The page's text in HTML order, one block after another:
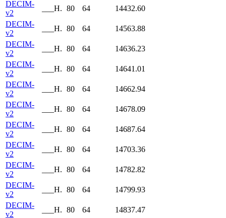
DECIM-
v2
___H. 80 64
14432.60
DECIM-
v2
___H. 80 64
14563.88
DECIM-
v2
___H. 80 64
14636.23
DECIM-
v2
___H. 80 64
14641.01
DECIM-
v2
___H. 80 64
14662.94
DECIM-
v2
___H. 80 64
14678.09
DECIM-
v2
___H. 80 64
14687.64
DECIM-
v2
___H. 80 64
14703.36
DECIM-
v2
___H. 80 64
14782.82
DECIM-
v2
___H. 80 64
14799.93
DECIM-
v2
___H. 80 64
14837.47